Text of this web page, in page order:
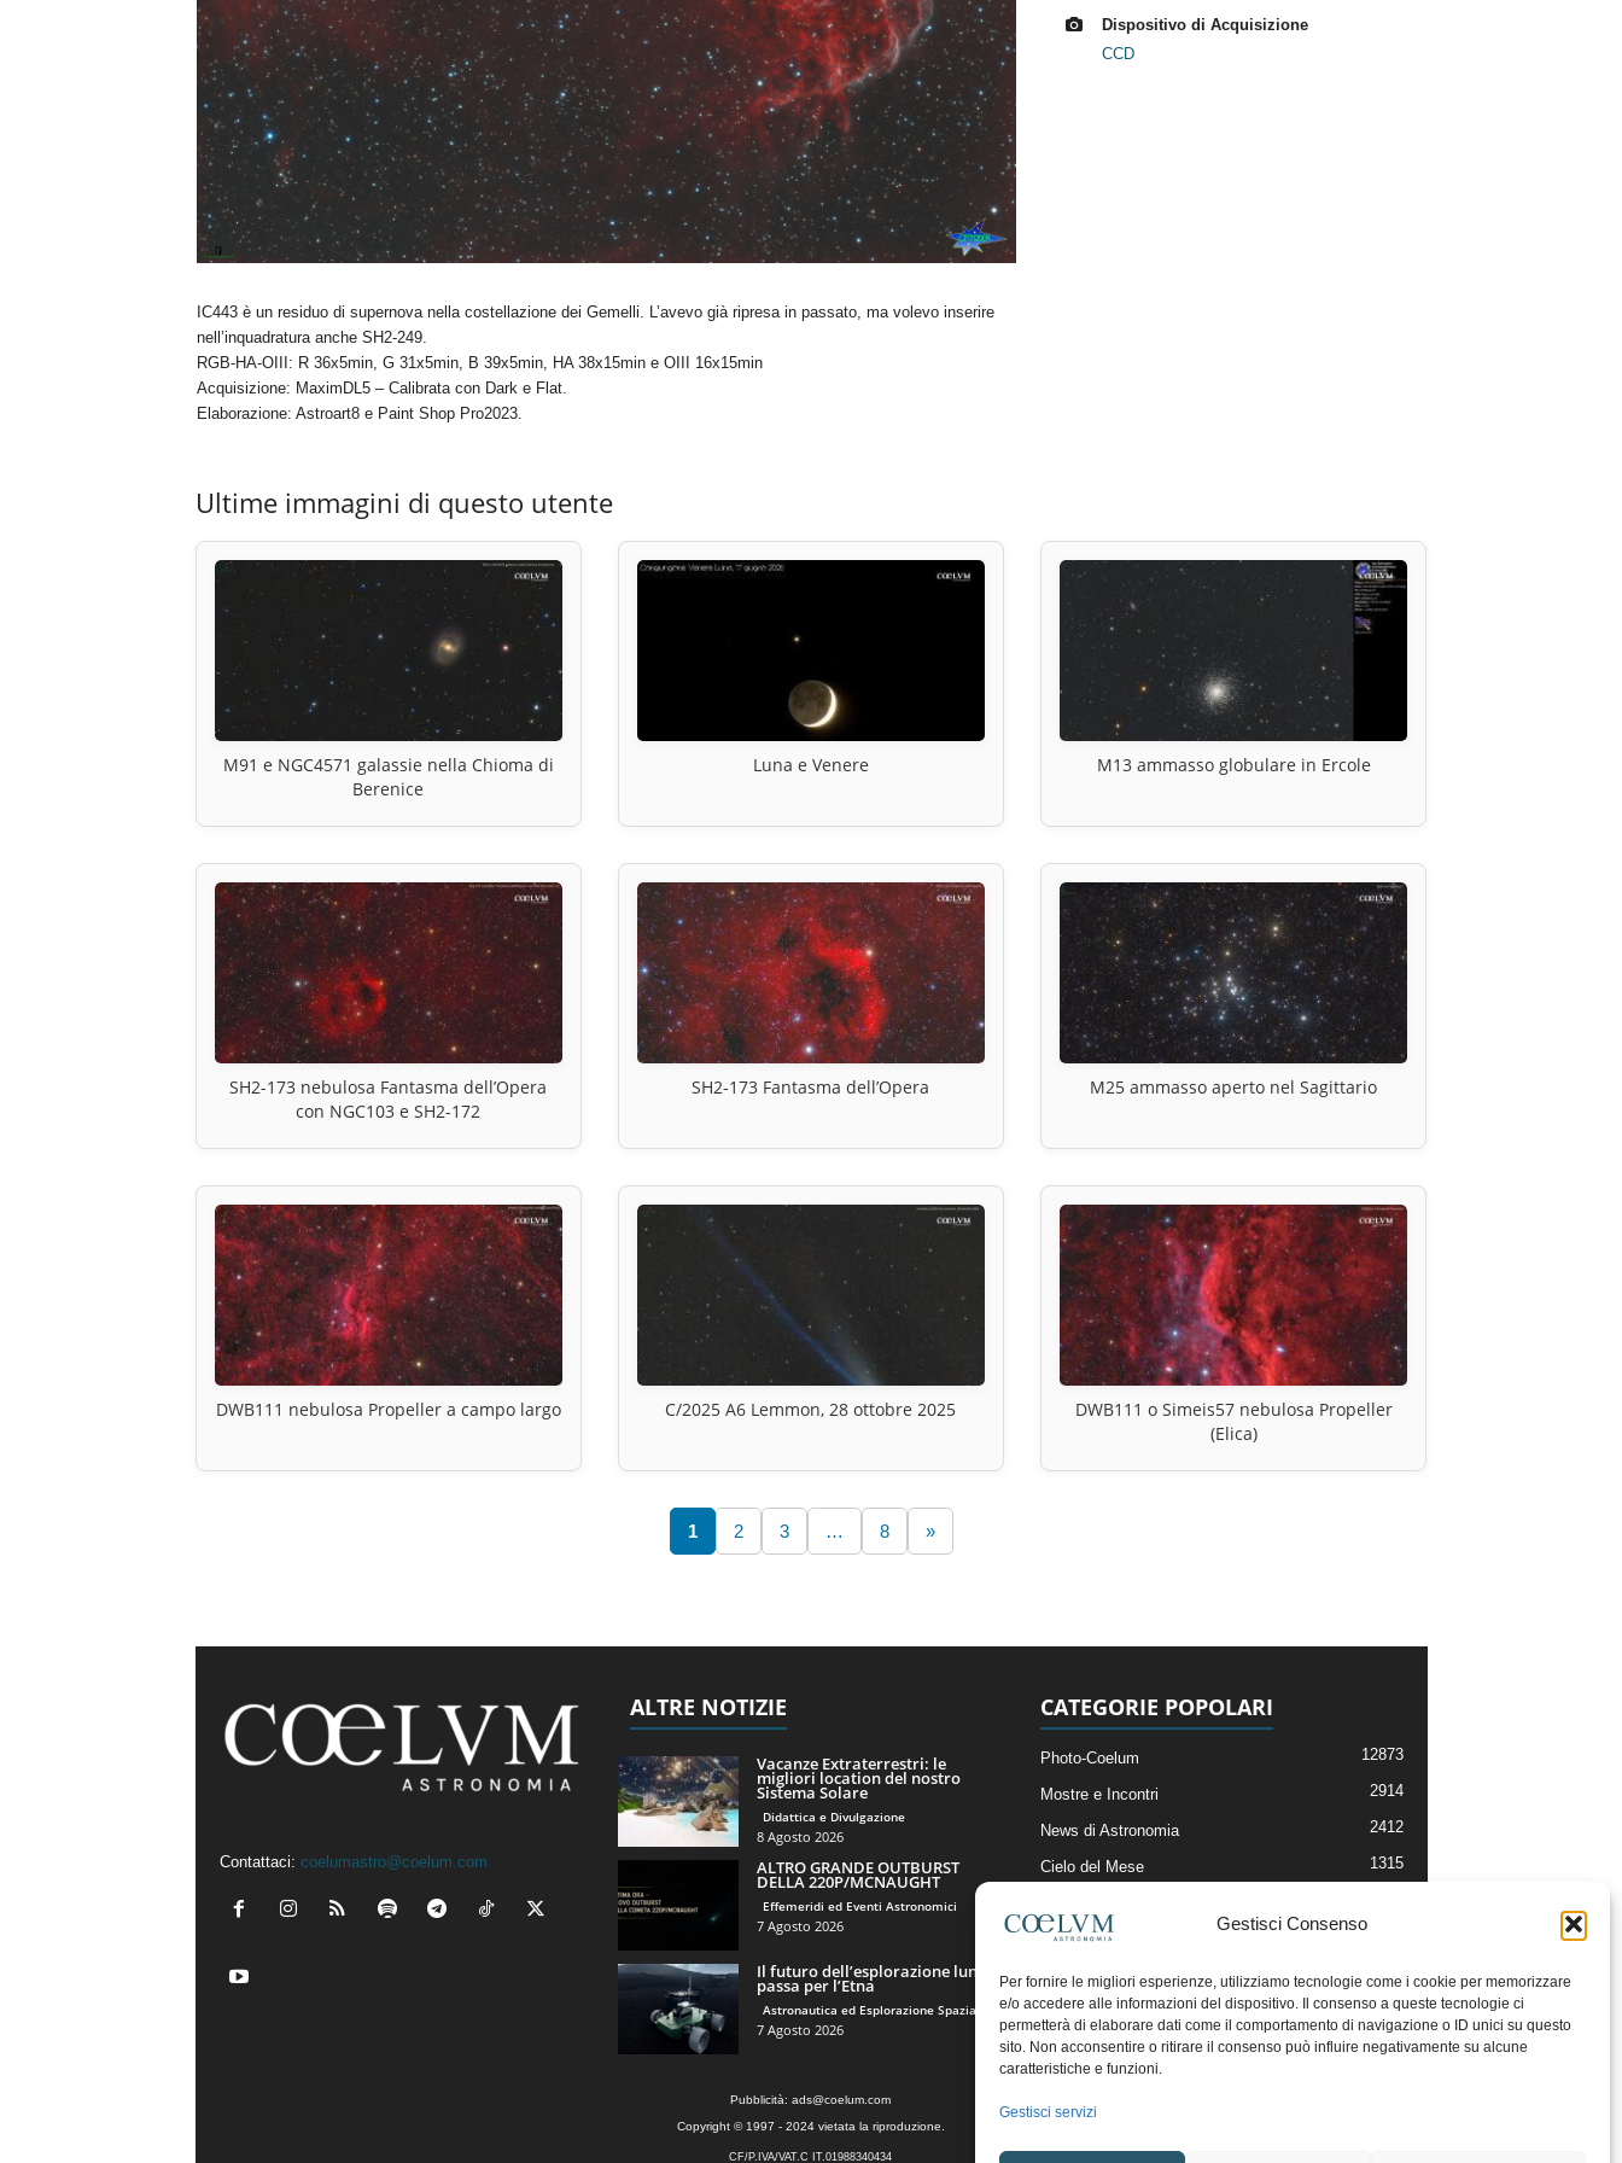
Gestisci Consenso
Per fornire le migliori esperienze, utilizziamo tecnologie come i cookie per memorizzare
e/o accedere alle informazioni del dispositivo. Il consenso a queste tecnologie ci
permetterà di elaborare dati come il comportamento di navigazione o ID unici su questo
sito. Non acconsentire o ritirare il consenso può influire negativamente su alcune
caratteristiche e funzioni.
Gestisci servizi
IC443 è un residuo di supernova nella costellazione dei Gemelli. L’avevo già ripresa in passato, ma volevo inserire
nell’inquadratura anche SH2-249.
RGB-HA-OIII: R 36x5min, G 31x5min, B 39x5min, HA 38x15min e OIII 16x15min
Acquisizione: MaximDL5 – Calibrata con Dark e Flat.
Elaborazione: Astroart8 e Paint Shop Pro2023.
Dispositivo di Acquisizione
CCD
Ultime immagini di questo utente
M91 e NGC4571 galassie nella Chioma di
Berenice
Luna e Venere M13 ammasso globulare in Ercole
SH2-173 nebulosa Fantasma dell’Opera
con NGC103 e SH2-172
SH2-173 Fantasma dell’Opera M25 ammasso aperto nel Sagittario
DWB111 nebulosa Propeller a campo largo C/2025 A6 Lemmon, 28 ottobre 2025
DWB111 o Simeis57 nebulosa Propeller
(Elica)
1 2 3 … 8 »
Contattaci: coelumastro@coelum.com
ALTRE NOTIZIE
Vacanze Extraterrestri: le
migliori location del nostro
Sistema Solare
Didattica e Divulgazione
8 Agosto 2026
ALTRO GRANDE OUTBURST
DELLA 220P/MCNAUGHT
Effemeridi ed Eventi Astronomici
7 Agosto 2026
Il futuro dell’esplorazione lunare
passa per l’Etna
Astronautica ed Esplorazione Spaziale
7 Agosto 2026
CATEGORIE POPOLARI
Photo-Coelum 12873
Mostre e Incontri 2914
News di Astronomia 2412
Cielo del Mese 1315
Articoli e Risorse On-Line
Il Blog della Redazione
Pubblicità: ads@coelum.com
Copyright © 1997 - 2024 vietata la riproduzione.
CF/P.IVA/VAT.C IT.01988340434